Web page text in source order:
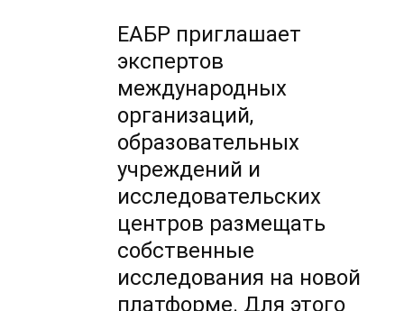
ЕАБР приглашает
экспертов
международных
организаций,
образовательных
учреждений и
исследовательских
центров размещать
собственные
исследования на новой
платформе. Для этого